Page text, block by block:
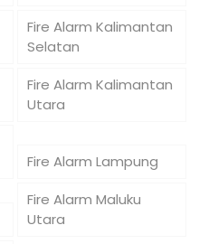
Fire Alarm Kalimantan
Selatan
Fire Alarm Kalimantan
Utara
Fire Alarm Lampung
Fire Alarm Maluku
Utara